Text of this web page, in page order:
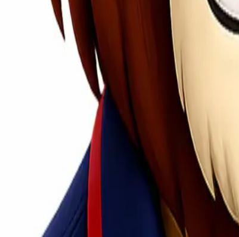
baik bagi konsumen maupun penjual. Ini
modal awal. Dengan mengoptimalkan penggunaan
seputar po seputar pre order